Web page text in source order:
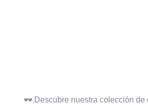
🕶️ Descubre nuestra colección de